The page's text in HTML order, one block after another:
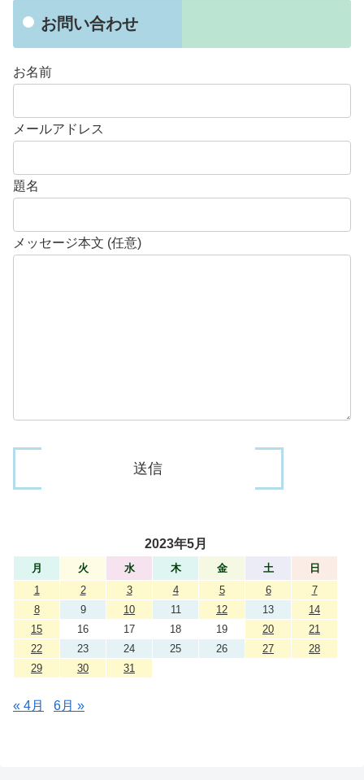
お問い合わせ
お名前
メールアドレス
題名
メッセージ本文 (任意)
2023年5月
月 火 水 木 金 土
日
1
2 3 4 5 6
7
8
9 10 11 12 13
14
15
16 17 18 19 20
21
22
23 24 25 26 27
28
29
30 31
« 4月 6月 »